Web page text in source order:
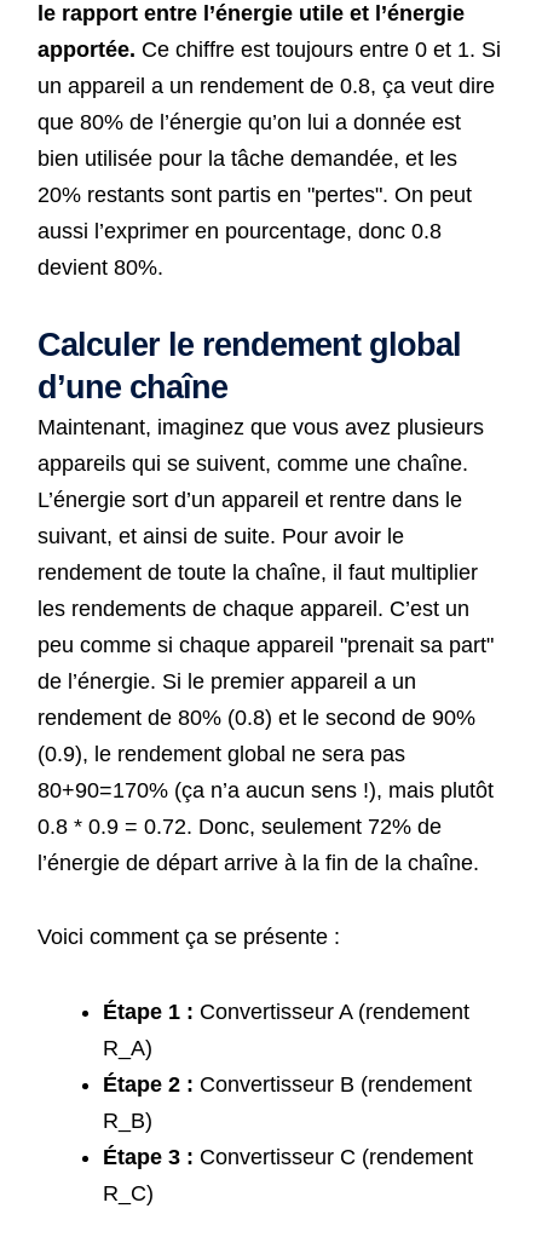
le rapport entre l’énergie utile et l’énergie
apportée. Ce chiffre est toujours entre 0 et 1. Si
un appareil a un rendement de 0.8, ça veut dire
que 80% de l’énergie qu’on lui a donnée est
bien utilisée pour la tâche demandée, et les
20% restants sont partis en "pertes". On peut
aussi l’exprimer en pourcentage, donc 0.8
devient 80%.
Calculer le rendement global
d’une chaîne
Maintenant, imaginez que vous avez plusieurs
appareils qui se suivent, comme une chaîne.
L’énergie sort d’un appareil et rentre dans le
suivant, et ainsi de suite. Pour avoir le
rendement de toute la chaîne, il faut multiplier
les rendements de chaque appareil. C’est un
peu comme si chaque appareil "prenait sa part"
de l’énergie. Si le premier appareil a un
rendement de 80% (0.8) et le second de 90%
(0.9), le rendement global ne sera pas
80+90=170% (ça n’a aucun sens !), mais plutôt
0.8 * 0.9 = 0.72. Donc, seulement 72% de
l’énergie de départ arrive à la fin de la chaîne.
Voici comment ça se présente :
Étape 1 : Convertisseur A (rendement
R_A)
Étape 2 : Convertisseur B (rendement
R_B)
Étape 3 : Convertisseur C (rendement
R_C)